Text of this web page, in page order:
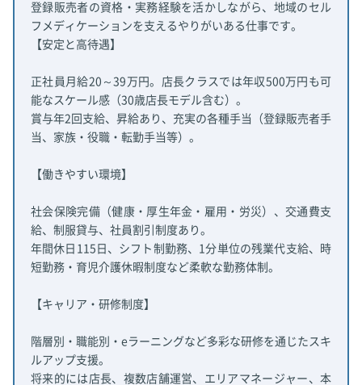
登録販売者の資格・実務経験を活かしながら、地域のセル
フメディケーションを支えるやりがいある仕事です。
【安定と高待遇】
正社員月給20～39万円。店長クラスでは年収500万円も可
能なスケール感（30歳店長モデル含む）。
賞与年2回支給、昇給あり、充実の各種手当（登録販売者手
当、家族・役職・転勤手当等）。
【働きやすい環境】
社会保険完備（健康・厚生年金・雇用・労災）、交通費支
給、制服貸与、社員割引制度あり。
年間休日115日、シフト制勤務、1分単位の残業代支給、時
短勤務・育児介護休暇制度など柔軟な勤務体制。
【キャリア・研修制度】
階層別・職能別・eラーニングなど多彩な研修を通じたスキ
ルアップ支援。
将来的には店長、複数店舗運営、エリアマネージャー、本